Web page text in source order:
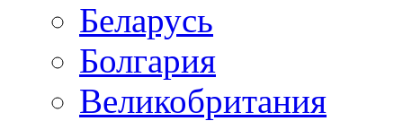
Беларусь
Болгария
Великобритания